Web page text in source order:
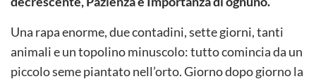
Una rapa enorme, due contadini, sette giorni, tanti
animali e un topolino minuscolo: tutto comincia da un
piccolo seme piantato nell’orto. Giorno dopo giorno la